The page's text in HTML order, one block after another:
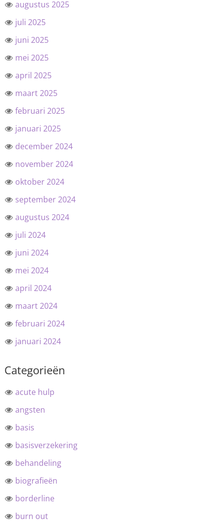
augustus 2025
juli 2025
juni 2025
mei 2025
april 2025
maart 2025
februari 2025
januari 2025
december 2024
november 2024
oktober 2024
september 2024
augustus 2024
juli 2024
juni 2024
mei 2024
april 2024
maart 2024
februari 2024
januari 2024
Categorieën
acute hulp
angsten
basis
basisverzekering
behandeling
biografieën
borderline
burn out